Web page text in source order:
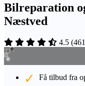
Bilreparation
Næstved
4.5 (461
Få tilbud fra